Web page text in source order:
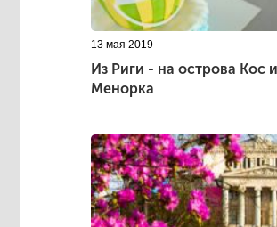
13 мая 2019
Из Риги - на острова Кос и
Менорка